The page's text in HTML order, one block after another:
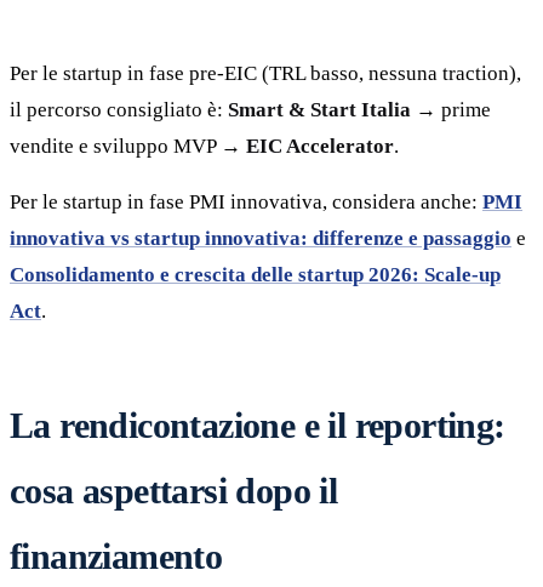
Per le startup in fase pre-EIC (TRL basso, nessuna traction),
il percorso consigliato è: Smart & Start Italia → prime
vendite e sviluppo MVP → EIC Accelerator.
Per le startup in fase PMI innovativa, considera anche: PMI
innovativa vs startup innovativa: differenze e passaggio e
Consolidamento e crescita delle startup 2026: Scale-up
Act.
La rendicontazione e il reporting:
cosa aspettarsi dopo il
finanziamento